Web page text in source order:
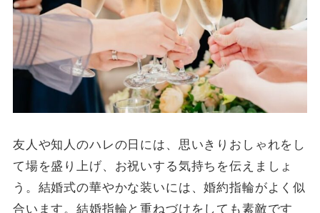
友人や知人のハレの日には、思いきりおしゃれをし
て場を盛り上げ、お祝いする気持ちを伝えましょ
う。結婚式の華やかな装いには、婚約指輪がよく似
合います。結婚指輪と重ねづけをしても素敵です